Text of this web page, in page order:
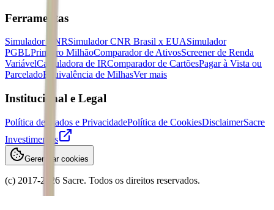
Ferramentas
Simulador CNRSimulador CNR Brasil x EUASimulador
PGBLPrimeiro MilhãoComparador de AtivosScreener de Renda
VariávelCalculadora de IRComparador de CartõesPagar à Vista ou
ParceladoEquivalência de MilhasVer mais
Institucional e Legal
Política de Dados e PrivacidadePolítica de CookiesDisclaimerSacre
Investimentos
Gerenciar cookies
(c) 2017-2026 Sacre. Todos os direitos reservados.